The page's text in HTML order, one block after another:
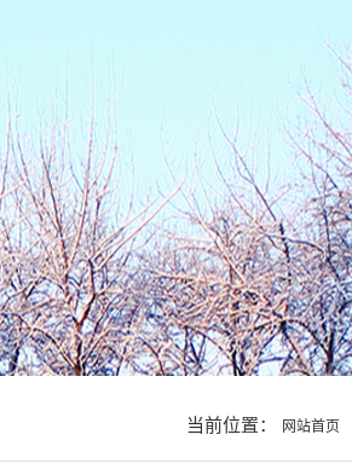
当前位置： 网站首页